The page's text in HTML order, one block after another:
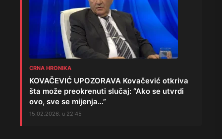
CRNA HRONIKA
KOVAČEVIĆ UPOZORAVA Kovačević otkriva
šta može preokrenuti slučaj: “Ako se utvrdi
ovo, sve se mijenja…”
15.02.2026. u 22:45